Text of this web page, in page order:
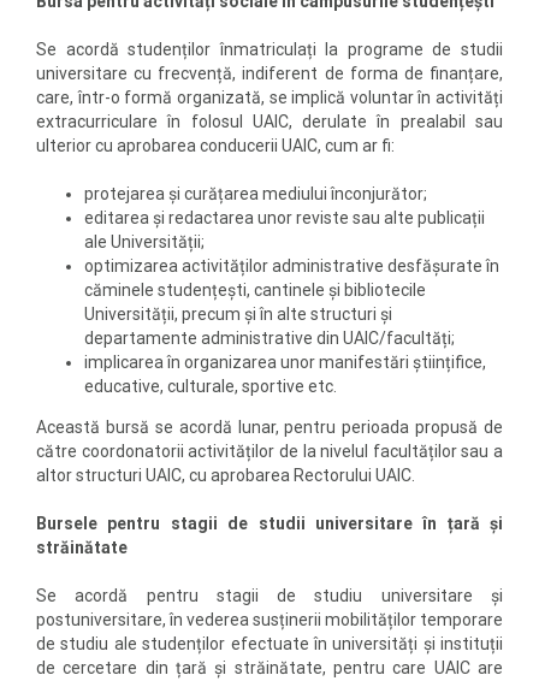
Se acordă studenților înmatriculați la programe de studii
universitare cu frecvență, indiferent de forma de finanțare,
care, într-o formă organizată, se implică voluntar în activități
extracurriculare în folosul UAIC, derulate în prealabil sau
ulterior cu aprobarea conducerii UAIC, cum ar fi:
protejarea și curățarea mediului înconjurător;
editarea și redactarea unor reviste sau alte publicații
ale Universității;
optimizarea activităților administrative desfășurate în
căminele studențești, cantinele și bibliotecile
Universității, precum și în alte structuri și
departamente administrative din UAIC/facultăți;
implicarea în organizarea unor manifestări științifice,
educative, culturale, sportive etc.
Această bursă se acordă lunar, pentru perioada propusă de
către coordonatorii activităților de la nivelul facultăților sau a
altor structuri UAIC, cu aprobarea Rectorului UAIC.
Bursele pentru stagii de studii universitare în țară și
străinătate
Se acordă pentru stagii de studiu universitare și
postuniversitare, în vederea susținerii mobilităților temporare
de studiu ale studenților efectuate în universități și instituții
de cercetare din țară și străinătate, pentru care UAIC are